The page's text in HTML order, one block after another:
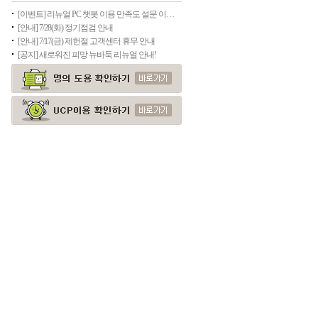
[이벤트] 리뉴얼 PC 챗봇 이용 만족도 설문 이벤트(종료)
[안내] 7/28(화) 정기점검 안내
[안내] 7/17(금) 제헌절 고객센터 휴무 안내
[공지] 새로워진 피망 뉴바둑 리뉴얼 안내!